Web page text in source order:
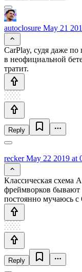
autoclosure May 21
CarPlay, судя даже
в неофициальной
тратит.
Reply
reckerMay 22 2019 at
Классическая схема
фреймворков бывают
постоянно мучаюсь с
Reply